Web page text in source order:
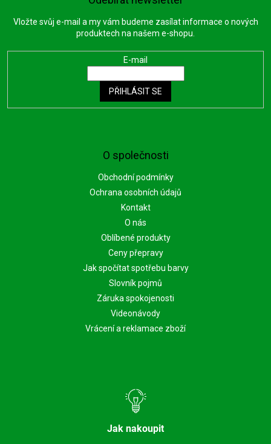
O společnosti
Obchodní podmínky
Ochrana osobních údajů
Kontakt
O nás
Oblíbené produkty
Ceny přepravy
Jak spočítat spotřebu barvy
Slovník pojmů
Záruka spokojenosti
Videonávody
Vrácení a reklamace zboží
Jak nakoupit
Vložte svůj e-mail a my vám budeme zasílat informace o nových
produktech na našem e-shopu.
E-mail
PŘIHLÁSIT SE